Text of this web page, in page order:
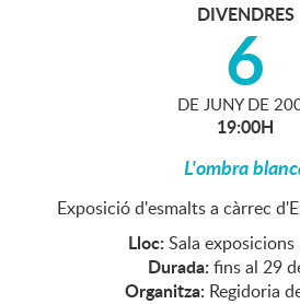
DIVENDRES
6
DE JUNY DE
19:00H
L'ombra
Exposició d'esmalts a càrrec
Lloc: Sala exposicions
Durada: fins al 29
Organitza: Regidoria